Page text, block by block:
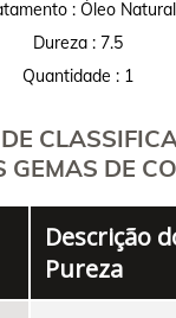
: Óleo Natural
Dureza : 7.5
Quantidade : 1
GEMAS DE
Descrição
Pureza